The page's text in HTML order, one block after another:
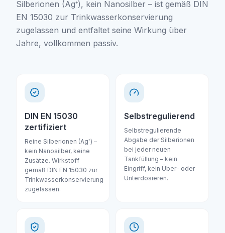
Silberionen (Ag⁺), kein Nanosilber – ist gemäß DIN
EN 15030 zur Trinkwasserkonservierung
zugelassen und entfaltet seine Wirkung über
Jahre, vollkommen passiv.
DIN EN 15030
zertifiziert
Reine Silberionen (Ag⁺) –
kein Nanosilber, keine
Zusätze. Wirkstoff
gemäß DIN EN 15030 zur
Trinkwasserkonservierung
zugelassen.
Selbstregulierend
Selbstregulierende
Abgabe der Silberionen
bei jeder neuen
Tankfüllung – kein
Eingriff, kein Über- oder
Unterdosieren.